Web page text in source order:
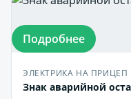
Подробнее
ЭЛЕКТРИКА НА ПРИЦЕП
Знак аварийной